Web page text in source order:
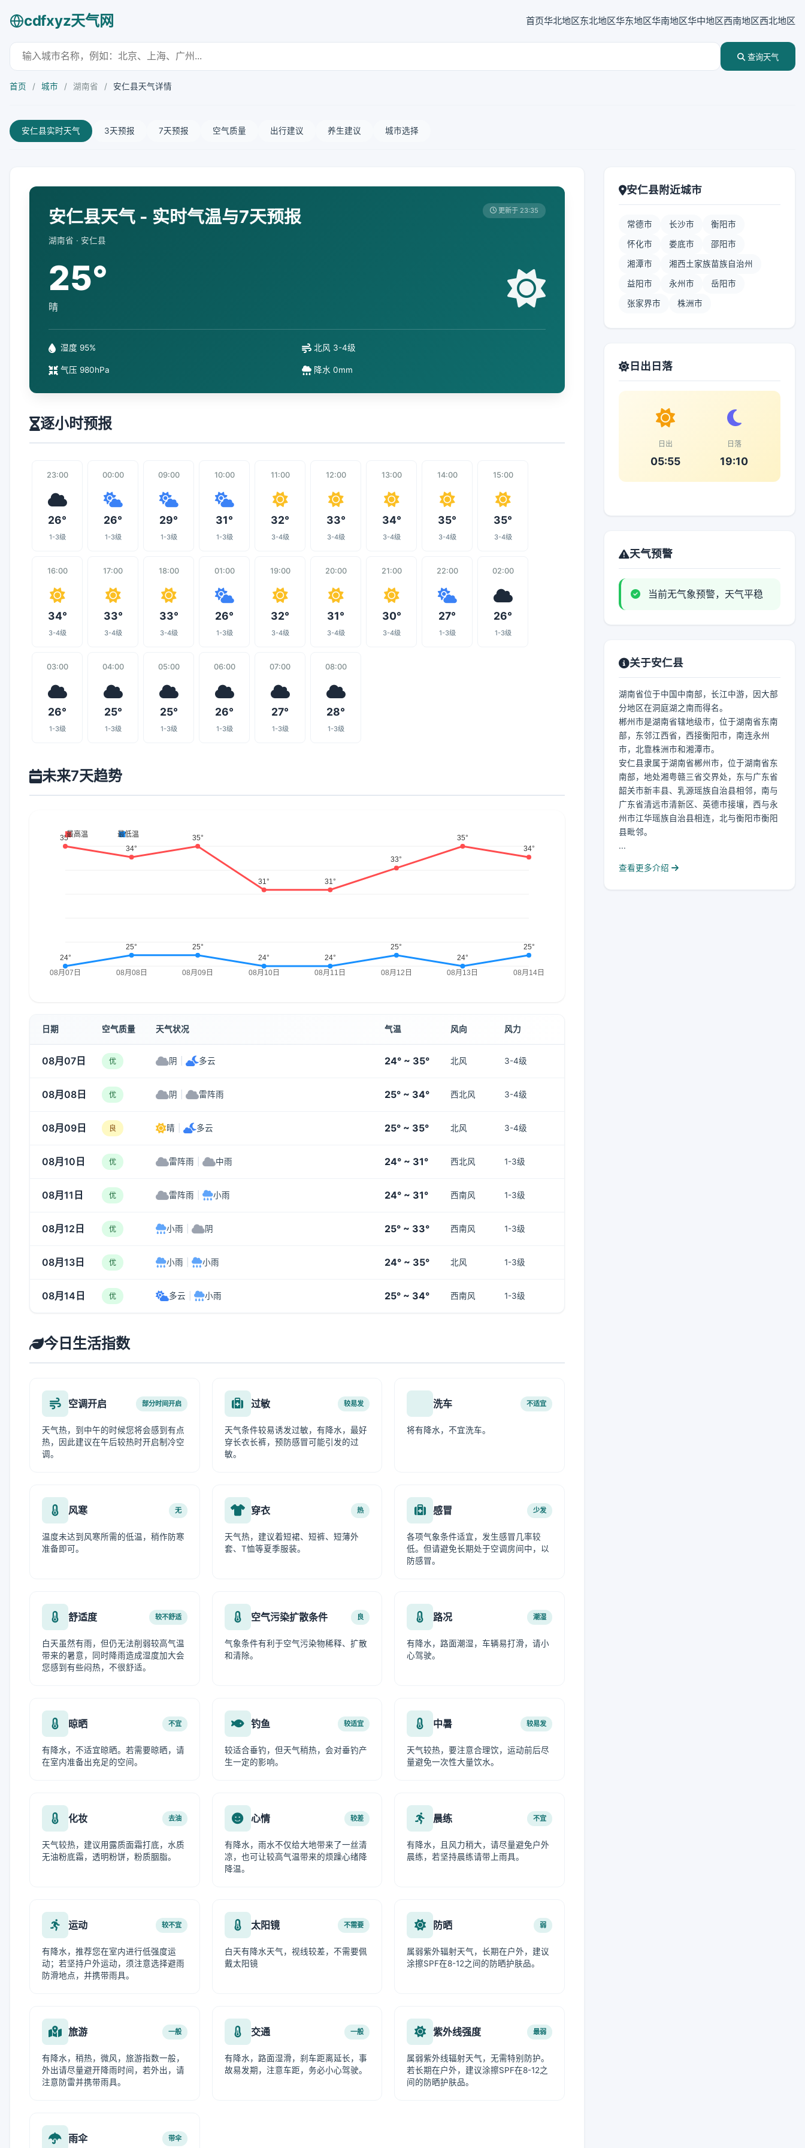
cdfxyz天气网 首页华北地区东北地区华东地区华南地区华中地区西南地区西北地区
查询天气
首页 / 城市 / 湖南省 / 安仁县天气详情
安仁县实时天气 3天预报 7天预报 空气质量 出行建议 养生建议 城市选择
安仁县天气 - 实时气温与7天预报
湖南省 · 安仁县
更新于 23:35
25°
晴
湿度 95% 北风 3-4级
气压 980hPa 降水 0mm
逐小时预报
23:00
26°
1-3级
00:00
26°
1-3级
09:00
29°
1-3级
10:00
31°
1-3级
11:00
32°
3-4级
12:00
33°
3-4级
13:00
34°
3-4级
14:00
35°
3-4级
15:00
35°
3-4级
16:00
34°
3-4级
17:00
33°
3-4级
18:00
33°
3-4级
01:00
26°
1-3级
19:00
32°
3-4级
20:00
31°
3-4级
21:00
30°
3-4级
22:00
27°
1-3级
02:00
26°
1-3级
03:00
26°
1-3级
04:00
25°
1-3级
05:00
25°
1-3级
06:00
26°
1-3级
07:00
27°
1-3级
08:00
28°
1-3级
未来7天趋势
日期 空气质量 天气状况 气温 风向 风力
08月07日 优 阴 多云 24° ~ 35° 北风 3-4级
08月08日 优 阴 雷阵雨 25° ~ 34° 西北风 3-4级
08月09日 良 晴 多云 25° ~ 35° 北风 3-4级
08月10日 优 雷阵雨 中雨 24° ~ 31° 西北风 1-3级
08月11日 优 雷阵雨 小雨 24° ~ 31° 西南风 1-3级
08月12日 优 小雨 阴 25° ~ 33° 西南风 1-3级
08月13日 优 小雨 小雨 24° ~ 35° 北风 1-3级
08月14日 优 多云 小雨 25° ~ 34° 西南风 1-3级
今日生活指数
空调开启 部分时间开启
天气热，到中午的时候您将会感到有点
热，因此建议在午后较热时开启制冷空
调。
过敏 较易发
天气条件较易诱发过敏，有降水，最好
穿长衣长裤，预防感冒可能引发的过
敏。
洗车 不适宜
将有降水，不宜洗车。
风寒 无
温度未达到风寒所需的低温，稍作防寒
准备即可。
穿衣 热
天气热，建议着短裙、短裤、短薄外
套、T恤等夏季服装。
感冒 少发
各项气象条件适宜，发生感冒几率较
低。但请避免长期处于空调房间中，以
防感冒。
舒适度 较不舒适
白天虽然有雨，但仍无法削弱较高气温
带来的暑意，同时降雨造成湿度加大会
您感到有些闷热，不很舒适。
空气污染扩散条件 良
气象条件有利于空气污染物稀释、扩散
和清除。
路况 潮湿
有降水，路面潮湿，车辆易打滑，请小
心驾驶。
晾晒 不宜
有降水，不适宜晾晒。若需要晾晒，请
在室内准备出充足的空间。
钓鱼 较适宜
较适合垂钓，但天气稍热，会对垂钓产
生一定的影响。
中暑 较易发
天气较热，要注意合理饮，运动前后尽
量避免一次性大量饮水。
化妆 去油
天气较热，建议用露质面霜打底，水质
无油粉底霜，透明粉饼，粉质胭脂。
心情 较差
有降水，雨水不仅给大地带来了一丝清
凉，也可让较高气温带来的烦躁心绪降
降温。
晨练 不宜
有降水，且风力稍大，请尽量避免户外
晨练，若坚持晨练请带上雨具。
运动 较不宜
有降水，推荐您在室内进行低强度运
动；若坚持户外运动，须注意选择避雨
防滑地点，并携带雨具。
太阳镜 不需要
白天有降水天气，视线较差，不需要佩
戴太阳镜
防晒 弱
属弱紫外辐射天气，长期在户外，建议
涂擦SPF在8-12之间的防晒护肤品。
旅游 一般
有降水，稍热，微风，旅游指数一般，
外出请尽量避开降雨时间，若外出，请
注意防雷并携带雨具。
交通 一般
有降水，路面湿滑，刹车距离延长，事
故易发期，注意车距，务必小心驾驶。
紫外线强度 最弱
属弱紫外线辐射天气，无需特别防护。
若长期在户外，建议涂擦SPF在8-12之
间的防晒护肤品。
雨伞 带伞
安仁县附近城市
常德市 长沙市 衡阳市
怀化市 娄底市 邵阳市
湘潭市 湘西土家族苗族自治州
益阳市 永州市 岳阳市
张家界市 株洲市
日出日落
日出
05:55
日落
19:10
天气预警
当前无气象预警，天气平稳
关于安仁县
湖南省位于中国中南部，长江中游，因大部
分地区在洞庭湖之南而得名。
郴州市是湖南省辖地级市，位于湖南省东南
部，东邻江西省，西接衡阳市，南连永州
市，北靠株洲市和湘潭市。
安仁县隶属于湖南省郴州市，位于湖南省东
南部，地处湘粤赣三省交界处，东与广东省
韶关市新丰县、乳源瑶族自治县相邻，南与
广东省清远市清新区、英德市接壤，西与永
州市江华瑶族自治县相连，北与衡阳市衡阳
县毗邻。
...
查看更多介绍